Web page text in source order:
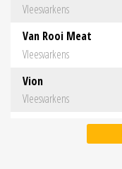
Vleesvarkens
Van Rooi Meat
Vleesvarkens
Vion
Vleesvarkens